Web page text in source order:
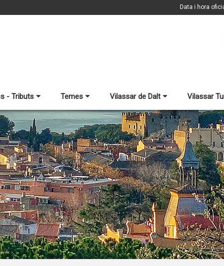
Data i hora
- Tributs Temes Vilassar de Dalt Vilassar